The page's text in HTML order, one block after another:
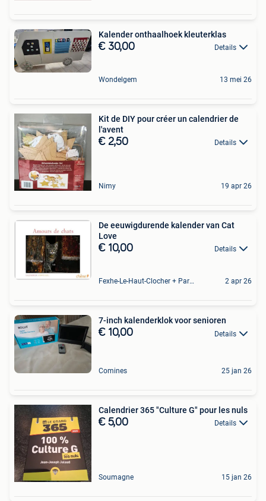
Kalender onthaalhoek kleuterklas
€ 30,00 Details
Wondelgem 13 mei 26
Kit de DIY pour créer un calendrier de
l'avent
€ 2,50 Details
Nimy 19 apr 26
De eeuwigdurende kalender van Cat
Love
€ 10,00 Details
Fexhe-Le-Haut-Clocher + Partie De Momalle 2 apr 26
7-inch kalenderklok voor senioren
€ 10,00 Details
Comines 25 jan 26
Calendrier 365 "Culture G" pour les nuls
€ 5,00 Details
Soumagne 15 jan 26